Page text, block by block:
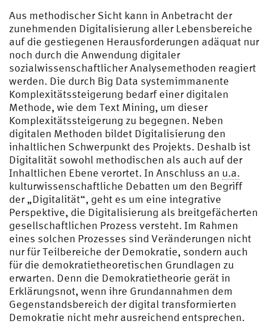
Aus methodischer Sicht kann in Anbetracht der
zunehmenden Digitalisierung aller Lebensbereiche
auf die gestiegenen Herausforderungen adäquat nur
noch durch die Anwendung digitaler
sozialwissenschaftlicher Analysemethoden reagiert
werden. Die durch Big Data systemimmanente
Komplexitätssteigerung bedarf einer digitalen
Methode, wie dem Text Mining, um dieser
Komplexitätssteigerung zu begegnen. Neben
digitalen Methoden bildet Digitalisierung den
inhaltlichen Schwerpunkt des Projekts. Deshalb ist
Digitalität sowohl methodischen als auch auf der
Inhaltlichen Ebene verortet. In Anschluss an u.a.
kulturwissenschaftliche Debatten um den Begriff
der „Digitalität“, geht es um eine integrative
Perspektive, die Digitalisierung als breitgefächerten
gesellschaftlichen Prozess versteht. Im Rahmen
eines solchen Prozesses sind Veränderungen nicht
nur für Teilbereiche der Demokratie, sondern auch
für die demokratietheoretischen Grundlagen zu
erwarten. Denn die Demokratietheorie gerät in
Erklärungsnot, wenn ihre Grundannahmen dem
Gegenstandsbereich der digital transformierten
Demokratie nicht mehr ausreichend entsprechen.